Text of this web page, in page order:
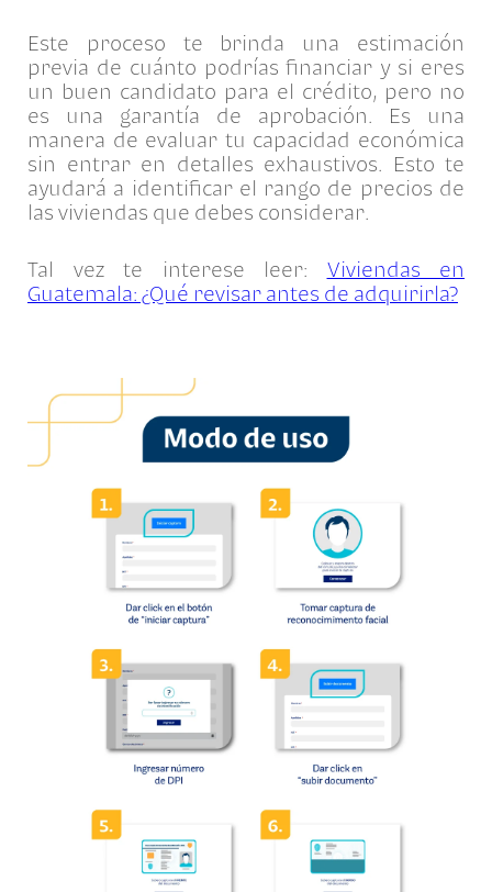
Este proceso te brinda una estimación
previa de cuánto podrías financiar y si eres
un buen candidato para el crédito, pero no
es una garantía de aprobación. Es una
manera de evaluar tu capacidad económica
sin entrar en detalles exhaustivos. Esto te
ayudará a identificar el rango de precios de
las viviendas que debes considerar.
Tal vez te interese leer: Viviendas en
Guatemala: ¿Qué revisar antes de adquirirla?